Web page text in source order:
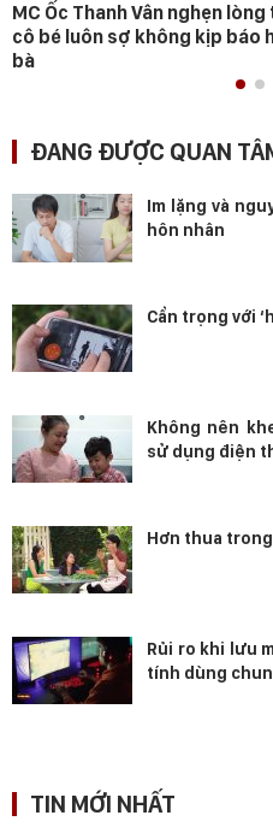
MC Ốc Thanh Vân nghẹn
cô bé luôn sợ không kịp báo
bà
ĐANG ĐƯỢC QUAN
Im lặng và
hôn nhân
Cẩn trọng với
Không nên
sử dụng điện
Hơn thua
Rủi ro khi lưu
tính dùng
TIN MỚI NHẤT